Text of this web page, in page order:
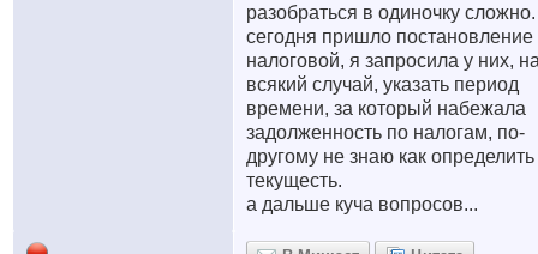
разобраться в одиночку сложно.
сегодня пришло постановление
налоговой, я запросила у них,
всякий случай, указать период
времени, за который набежала
задолженность по налогам, по-
другому не знаю как определить
текущесть.
а дальше куча вопросов...